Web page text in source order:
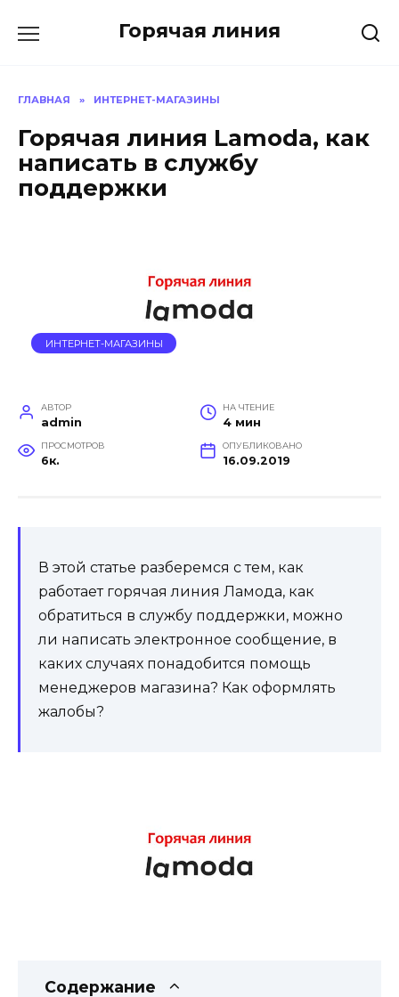
Горячая линия
ГЛАВНАЯ » ИНТЕРНЕТ-МАГАЗИНЫ
Горячая линия Lamoda, как
написать в службу
поддержки
ИНТЕРНЕТ-МАГАЗИНЫ
АВТОР
admin
НА ЧТЕНИЕ
4 мин
ПРОСМОТРОВ
6к.
ОПУБЛИКОВАНО
16.09.2019
В этой статье разберемся с тем, как
работает горячая линия Ламода, как
обратиться в службу поддержки, можно
ли написать электронное сообщение, в
каких случаях понадобится помощь
менеджеров магазина? Как оформлять
жалобы?
Содержание